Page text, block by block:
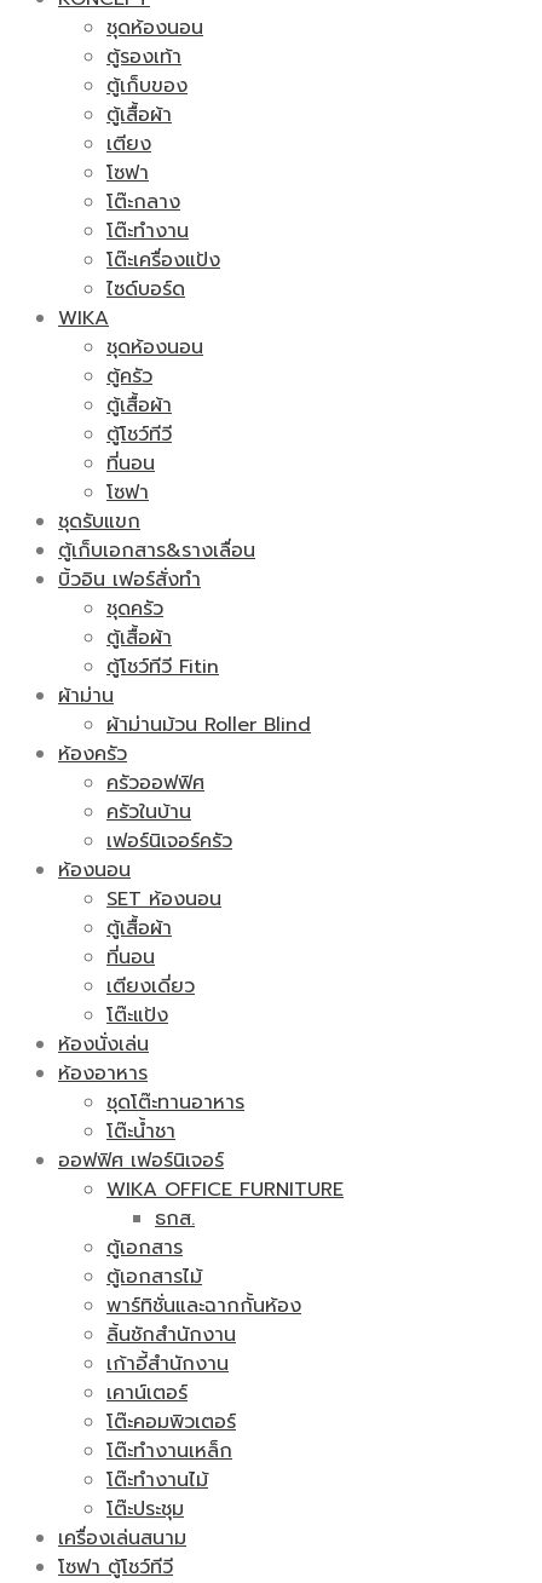
ชุดห้องนอน
ตู้รองเท้า
ตู้เก็บของ
ตู้เสื้อผ้า
เตียง
โซฟา
โต๊ะกลาง
โต๊ะทำงาน
โต๊ะเครื่องแป้ง
ไซด์บอร์ด
WIKA
ชุดห้องนอน
ตู้ครัว
ตู้เสื้อผ้า
ตู้โชว์ทีวี
ที่นอน
โซฟา
ชุดรับแขก
ตู้เก็บเอกสาร&รางเลื่อน
บิ้วอิน เฟอร์สั่งทำ
ชุดครัว
ตู้เสื้อผ้า
ตู้โชว์ทีวี Fitin
ผ้าม่าน
ผ้าม่านม้วน Roller Blind
ห้องครัว
ครัวออฟฟิศ
ครัวในบ้าน
เฟอร์นิเจอร์ครัว
ห้องนอน
SET ห้องนอน
ตู้เสื้อผ้า
ที่นอน
เตียงเดี่ยว
โต๊ะแป้ง
ห้องนั่งเล่น
ห้องอาหาร
ชุดโต๊ะทานอาหาร
โต๊ะน้ำชา
ออฟฟิศ เฟอร์นิเจอร์
WIKA OFFICE FURNITURE
ธกส.
ตู้เอกสาร
ตู้เอกสารไม้
พาร์ทิชั่นและฉากกั้นห้อง
ลิ้นชักสำนักงาน
เก้าอี้สำนักงาน
เคาน์เตอร์
โต๊ะคอมพิวเตอร์
โต๊ะทำงานเหล็ก
โต๊ะทำงานไม้
โต๊ะประชุม
เครื่องเล่นสนาม
โซฟา ตู้โชว์ทีวี